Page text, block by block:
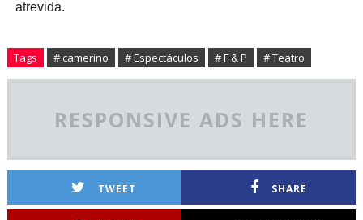
atrevida.
Tags # camerino # Espectáculos # F & P # Teatro
RESPONSIVE ADS HERE
TWEET SHARE